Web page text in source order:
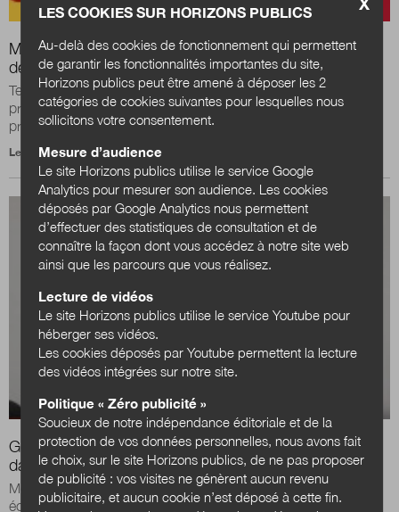
Municipales 2020 : la professionnalisation des élus en
débat
Tendance au renforcement du statut des élus, recomposition
probablement sans précédent des équipes municipales : le
prochain mandat sera-t-il synonyme...
Le 8 novembre 2019
Gérard Larcher : «L’élu local occupe une place centrale
dans la démocratie»
Mouvement de démission des maires, transformations
économiques et culturelles, territoires fragmentés, rôle des
LES COOKIES SUR HORIZONS PUBLICS
Au-delà des cookies de fonctionnement qui permettent
de garantir les fonctionnalités importantes du site,
Horizons publics peut être amené à déposer les 2
catégories de cookies suivantes pour lesquelles nous
sollicitons votre consentement.
Mesure d’audience
Le site Horizons publics utilise le service Google
Analytics pour mesurer son audience. Les cookies
déposés par Google Analytics nous permettent
d’effectuer des statistiques de consultation et de
connaître la façon dont vous accédez à notre site web
ainsi que les parcours que vous réalisez.
Lecture de vidéos
Le site Horizons publics utilise le service Youtube pour
héberger ses vidéos.
Les cookies déposés par Youtube permettent la lecture
des vidéos intégrées sur notre site.
Politique « Zéro publicité »
Soucieux de notre indépendance éditoriale et de la
protection de vos données personnelles, nous avons fait
le choix, sur le site Horizons publics, de ne pas proposer
de publicité : vos visites ne génèrent aucun revenu
publicitaire, et aucun cookie n’est déposé à cette fin.